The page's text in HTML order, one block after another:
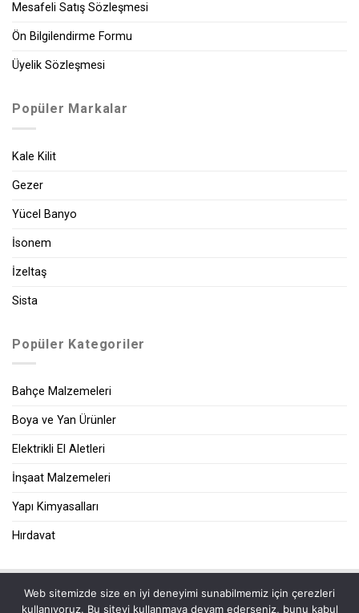
Mesafeli Satış Sözleşmesi
Ön Bilgilendirme Formu
Üyelik Sözleşmesi
Popüler Markalar
Kale Kilit
Gezer
Yücel Banyo
İsonem
İzeltaş
Sista
Popüler Kategoriler
Bahçe Malzemeleri
Boya ve Yan Ürünler
Elektrikli El Aletleri
İnşaat Malzemeleri
Yapı Kimyasalları
Hırdavat
|
Web sitemizde size en iyi deneyimi sunabilmemiz için çerezleri
kullanıyoruz. Bu siteyi kullanmaya devam ederseniz, bunu kabul